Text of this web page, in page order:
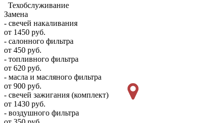
Техобслуживание
Замена
- свечей накаливания
от 1450 руб.
- салонного фильтра
от 450 руб.
- топливного фильтра
от 620 руб.
- масла и масляного фильтра
от 900 руб.
- свечей зажигания (комплект)
от 1430 руб.
- воздушного фильтра